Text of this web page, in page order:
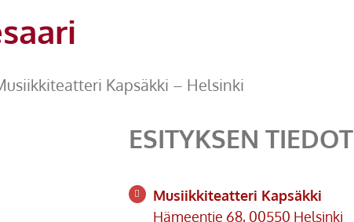
Kapsäkki – Helsinki
ESITYKSEN TIEDOT
Musiikkiteatteri Kapsäkki
Hämeentie 68, 00550 Helsinki